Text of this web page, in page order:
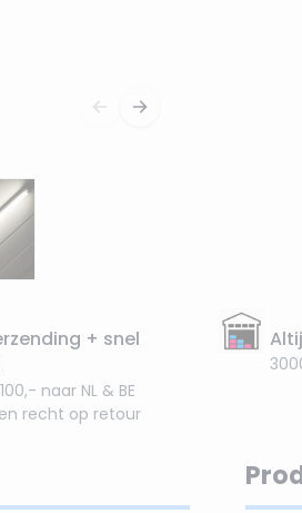
+ snel
naar NL & BE
recht op retour